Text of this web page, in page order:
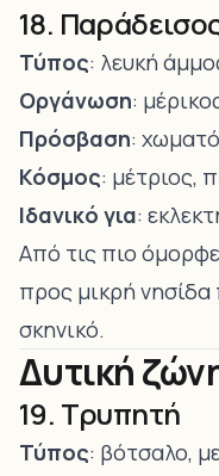
18.
Τύπος: λευκή
Οργάνωση:
Πρόσβαση:
Κόσμος: μέτριος,
Ιδανικό για:
Από τις πιο
προς μικρή νησίδα
σκηνικό.
Δυτική
19. Τρυπητή
Τύπος: βότσαλο,